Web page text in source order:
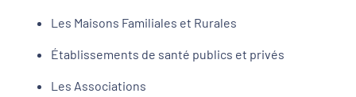
Les Maisons Familiales et Rurales
Établissements de santé publics et privés
Les Associations